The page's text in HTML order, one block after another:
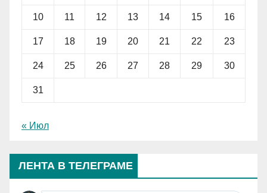
10 11 12 13 14 15 16
17 18 19 20 21 22 23
24 25 26 27 28 29 30
31
« Июл
ЛЕНТА В ТЕЛЕГРАМЕ